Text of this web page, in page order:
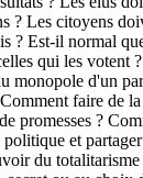
? Les citoyens
? Est-il normal
qui les votent
monopole d'un
faire de
promesses ?
et
du